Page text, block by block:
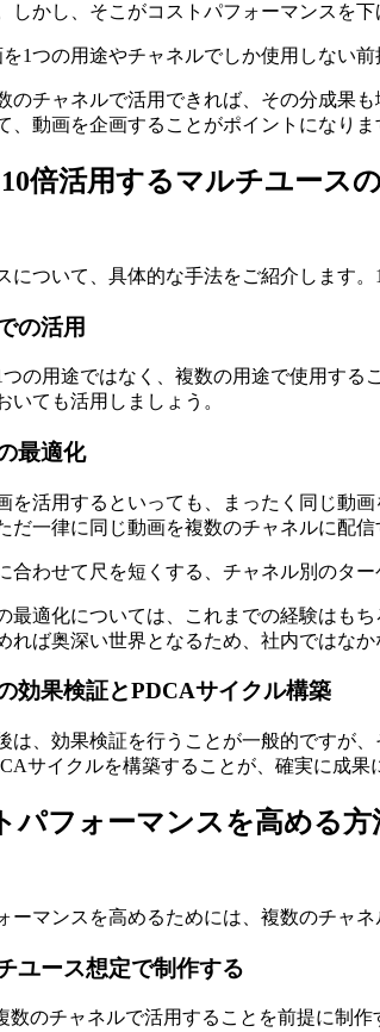
しかし、そこがコストパフォーマンスを下
1つの用途やチャネルでしか使用しない前
のチャネルで活用できれば、その分成果
、動画を企画することがポイントになりま
倍活用するマルチユース
について、具体的な手法をご紹介します。
の活用
の用途ではなく、複数の用途で使用する
いても活用しましょう。
最適化
を活用するといっても、まったく同じ動
だ一律に同じ動画を複数のチャネルに配
合わせて尺を短くする、チャネル別のタ
最適化については、これまでの経験はも
れば奥深い世界となるため、社内ではな
効果検証とPDCAサイクル構築
は、効果検証を行うことが一般的ですが
サイクルを構築することが、確実に成果
パフォーマンスを高める方
ーマンスを高めるためには、複数のチャ
ユース想定で制作する
数のチャネルで活用することを前提に制